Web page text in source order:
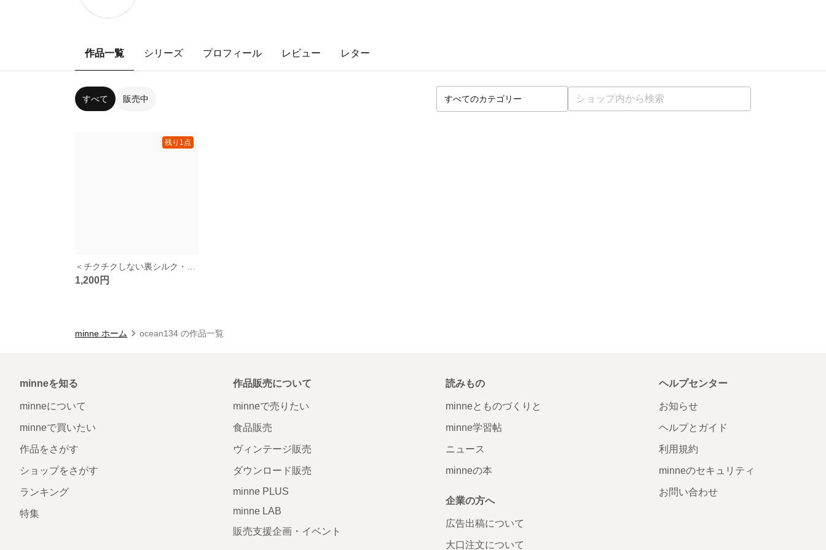
作品一覧 シリーズ プロフィール レビュー レター
すべて 販売中
残り1点
1,200円
minne ホーム ocean134 の作品一覧
minneを知る
minneについて
minneで買いたい
作品をさがす
ショップをさがす
ランキング
特集
作品販売について
minneで売りたい
食品販売
ヴィンテージ販売
ダウンロード販売
minne PLUS
minne LAB
販売支援企画・イベント
読みもの
minneとものづくりと
minne学習帖
ニュース
minneの本
企業の方へ
広告出稿について
大口注文について
ヘルプセンター
お知らせ
ヘルプとガイド
利用規約
minneのセキュリティ
お問い合わせ